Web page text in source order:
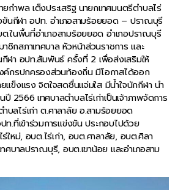
กำพล เต็งประเสริฐ นายกเทศมนตรีตำบลไร่
งขันกีฬา อปท. อำเภอสามร้อยยอด – ปราณบุรี
.ในพื้นที่อำเภอสามร้อยยอด อำเภอปราณบุรี
กสภาเทศบาล หัวหน้าส่วนราชการ และ
กีฬา อปท.สัมพันธ์ ครั้งที่ 2 เพื่อส่งเสริมให้
ค์กรปกครองส่วนท้องถิ่น มีโอกาสได้ออก
ยแข็งแรง จิตใจสดชื่นแจ่มใส มีน้ำใจนักกีฬา นำ
เทศบาลตำบลไร่เก่าเป็นเจ้าภาพจัดการ
บลไร่เก่า ต.ศาลาลัย อ.สามร้อยยอด
ท.ที่เข้าร่วมการแข่งขัน ประกอบไปด้วย
ใหม่, อบต.ไร่เก่า, อบต.ศาลาลัย, อบต.ศิลา
บาลปราณบุรี, อบต.เขาน้อย และอำเภอสาม